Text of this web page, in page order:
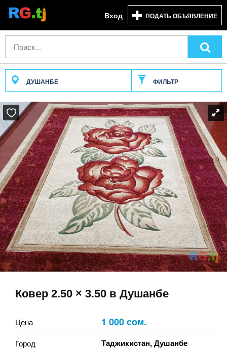
Вход ПОДАТЬ ОБЪЯВЛЕНИЕ
ДУШАНБЕ ФИЛЬТР
Ковер 2.50 × 3.50 в Душанбе
Цена 1 000 сом.
Город Таджикистан,Душанбе